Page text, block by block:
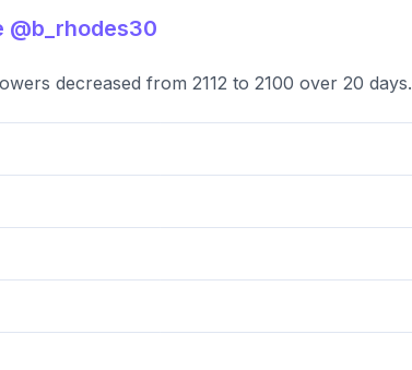
@b_rhodes30
decreased from 2112 to 2100 over 20 days.